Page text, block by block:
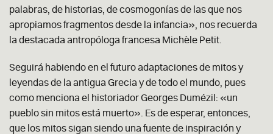
palabras, de historias, de cosmogonías de las que nos
apropiamos fragmentos desde la infancia», nos recuerda
la destacada antropóloga francesa Michèle Petit.
Seguirá habiendo en el futuro adaptaciones de mitos y
leyendas de la antigua Grecia y de todo el mundo, pues
como menciona el historiador Georges Dumézil: «un
pueblo sin mitos está muerto». Es de esperar, entonces,
que los mitos sigan siendo una fuente de inspiración y